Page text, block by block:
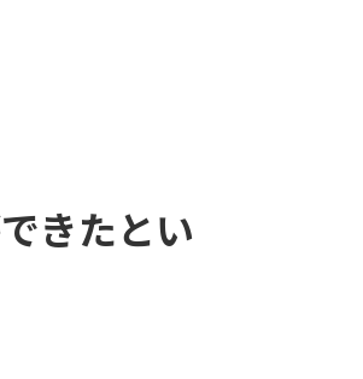
きたとい